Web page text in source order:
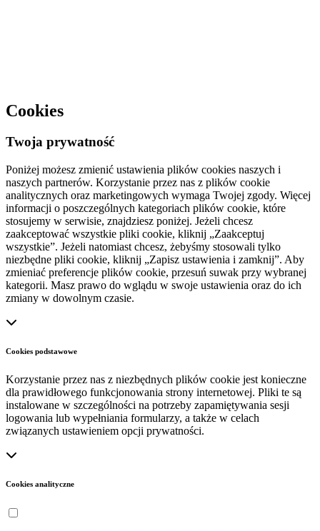
Cookies
Twoja prywatność
Poniżej możesz zmienić ustawienia plików cookies naszych i
naszych partnerów. Korzystanie przez nas z plików cookie
analitycznych oraz marketingowych wymaga Twojej zgody. Więcej
informacji o poszczególnych kategoriach plików cookie, które
stosujemy w serwisie, znajdziesz poniżej. Jeżeli chcesz
zaakceptować wszystkie pliki cookie, kliknij „Zaakceptuj
wszystkie”. Jeżeli natomiast chcesz, żebyśmy stosowali tylko
niezbędne pliki cookie, kliknij „Zapisz ustawienia i zamknij”. Aby
zmieniać preferencje plików cookie, przesuń suwak przy wybranej
kategorii. Masz prawo do wglądu w swoje ustawienia oraz do ich
zmiany w dowolnym czasie.
Cookies podstawowe
Korzystanie przez nas z niezbędnych plików cookie jest konieczne
dla prawidłowego funkcjonowania strony internetowej. Pliki te są
instalowane w szczególności na potrzeby zapamiętywania sesji
logowania lub wypełniania formularzy, a także w celach
związanych ustawieniem opcji prywatności.
Cookies analityczne